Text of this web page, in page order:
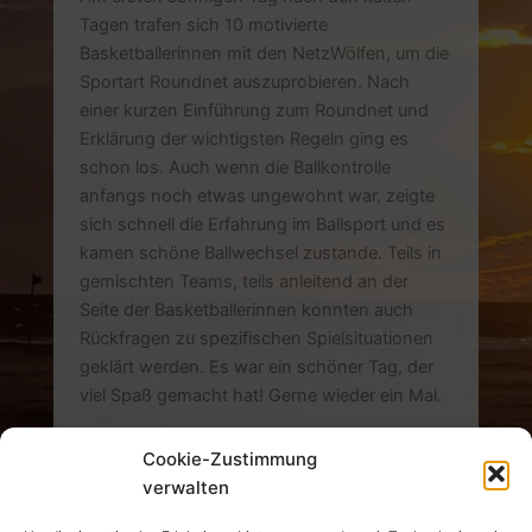
Cookie-Zustimmung
verwalten
Tagen trafen sich 10 motivierte
Basketballerinnen mit den NetzWölfen, um die
Sportart Roundnet auszuprobieren. Nach
einer kurzen Einführung zum Roundnet und
Erklärung der wichtigsten Regeln ging es
schon los. Auch wenn die Ballkontrolle
anfangs noch etwas ungewohnt war, zeigte
sich schnell die Erfahrung im Ballsport und es
kamen schöne Ballwechsel zustande. Teils in
gemischten Teams, teils anleitend an der
Seite der Basketballerinnen konnten auch
Rückfragen zu spezifischen Spielsituationen
geklärt werden. Es war ein schöner Tag, der
viel Spaß gemacht hat! Gerne wieder ein Mal.
News Homepage News Archiv